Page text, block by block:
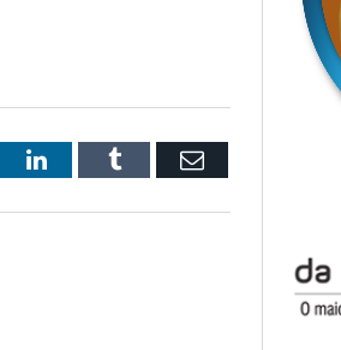
LinkedInTumblr Email